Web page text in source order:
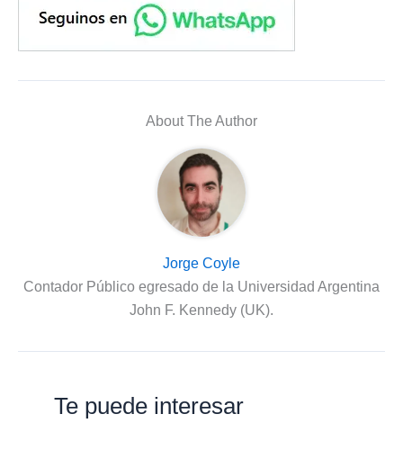
About The Author
Jorge Coyle
Contador Público egresado de la Universidad Argentina
John F. Kennedy (UK).
Te puede interesar